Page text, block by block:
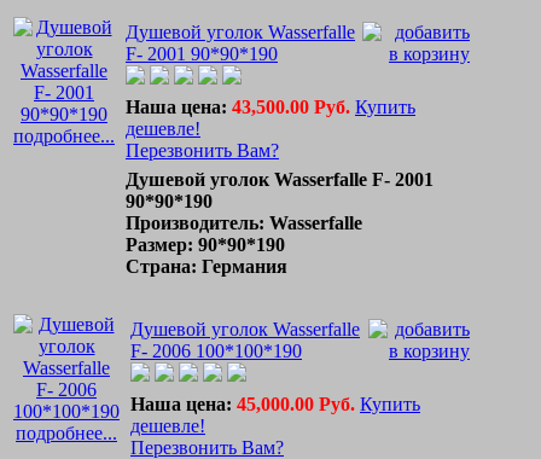
подробнее...
Душевой уголок Wasserfalle
F- 2001 90*90*190
Наша цена: 43,500.00 Руб. Купить
дешевле!
Перезвонить Вам?
Душевой уголок Wasserfalle F- 2001
90*90*190
Производитель: Wasserfalle
Размер: 90*90*190
Страна: Германия
подробнее...
Душевой уголок Wasserfalle
F- 2006 100*100*190
Наша цена: 45,000.00 Руб. Купить
дешевле!
Перезвонить Вам?